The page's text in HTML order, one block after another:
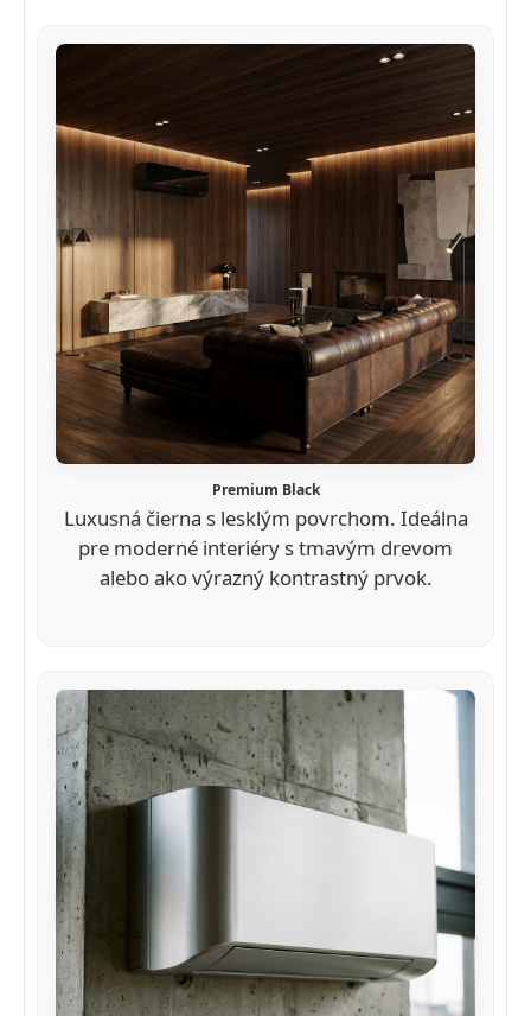
Premium Black
Luxusná čierna s lesklým povrchom. Ideálna
pre moderné interiéry s tmavým drevom
alebo ako výrazný kontrastný prvok.